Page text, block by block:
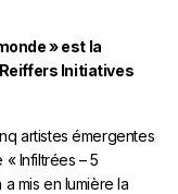
» est la
Initiatives
artistes émergentes
Infiltrées – 5
mis en lumière la